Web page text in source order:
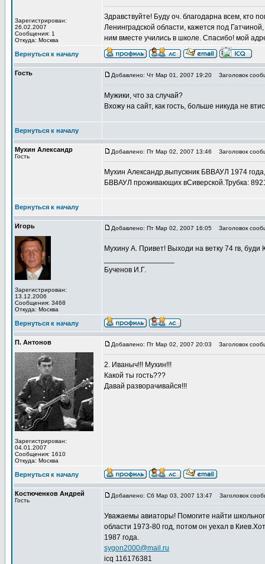
Зарегистрирован:
26.02.2007
Сообщения: 1
Откуда: Москва
Здравствуйте! Буду оч. благодарна всем, кто
Ленинградской области, кажется под
ним вместе учились в школе. Спасибо! мой
Вернуться к началу
Гость Добавлено: Чт Мар 01, 2007 19:20 Заголовок
Мужики, что за случай?
Вхожу на сайт, как гость, больше никуда не
Вернуться к началу
Мухин Александр
Гость
Добавлено: Пт Мар 02, 2007 13:46 Заголовок
Мухин Александр,выпускник БВВАУЛ 1974
БВВАУЛ проживающих вСиверской.Трубка:
Вернуться к началу
Игорь
Зарегистрирован:
13.12.2006
Сообщения: 3468
Откуда: Москва
Добавлено: Пт Мар 02, 2007 16:05 Заголовок
Мухину А. Привет! Выходи на ветку 74 гв,
Бученов И.Г.
Вернуться к началу
П. Антонов
Зарегистрирован:
04.01.2007
Сообщения: 1610
Откуда: Москва
Добавлено: Пт Мар 02, 2007 20:03 Заголовок
2. Иваныч!!! Мухин!!!
Какой ты гость???
Давай разворачивайся!!!
Вернуться к началу
Костюченков Андрей
Гость
Добавлено: Сб Мар 03, 2007 13:47 Заголовок
Уважаемы авиаторы! Помогите найти
области 1973-80 год, потом он уехал в
1987 года.
sygon2000@mail.ru
icq 116176381